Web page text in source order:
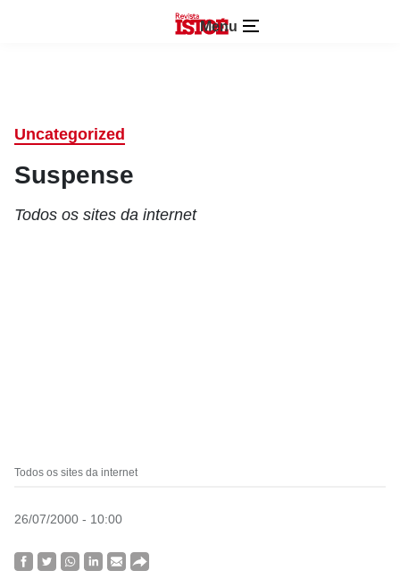
Menu
Uncategorized
Suspense
Todos os sites da internet
Todos os sites da internet
26/07/2000 - 10:00